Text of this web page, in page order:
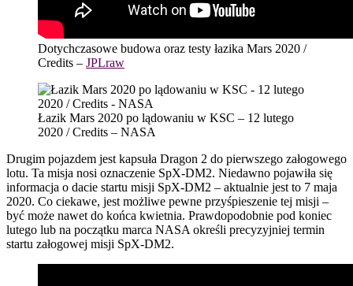
Dotychczasowe budowa oraz testy łazika Mars 2020 /
Credits – JPLraw
Łazik Mars 2020 po lądowaniu w KSC – 12 lutego
2020 / Credits – NASA
Drugim pojazdem jest kapsuła Dragon 2 do pierwszego załogowego
lotu. Ta misja nosi oznaczenie SpX-DM2. Niedawno pojawiła się
informacja o dacie startu misji SpX-DM2 – aktualnie jest to 7 maja
2020. Co ciekawe, jest możliwe pewne przyśpieszenie tej misji –
być może nawet do końca kwietnia. Prawdopodobnie pod koniec
lutego lub na początku marca NASA określi precyzyjniej termin
startu załogowej misji SpX-DM2.